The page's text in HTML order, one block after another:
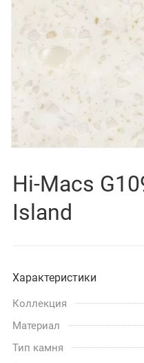
Hi-Macs
Island
Характеристики
Коллекция
Материал
Тип камня